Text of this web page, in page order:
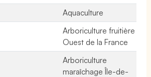
Aquaculture
Arboriculture fruitière
Ouest de la France
Arboriculture
maraîchage Île-de-